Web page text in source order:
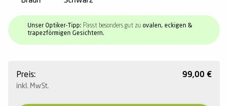
Unser Optiker-Tipp: Passt besonders gut zu ovalen, eckigen &
trapezförmigen Gesichtern.
Preis:
inkl. MwSt.
99,00 €